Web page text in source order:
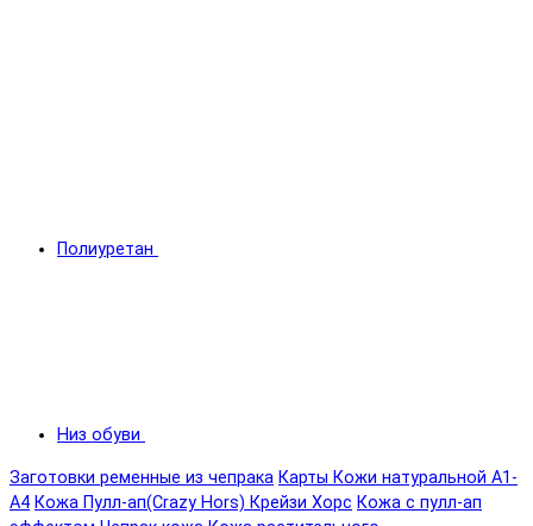
Полиуретан
Низ обуви
Заготовки ременные из чепрака Карты Кожи натуральной А1-
А4 Кожа Пулл-ап(Crazy Hors) Крейзи Хорс Кожа с пулл-ап